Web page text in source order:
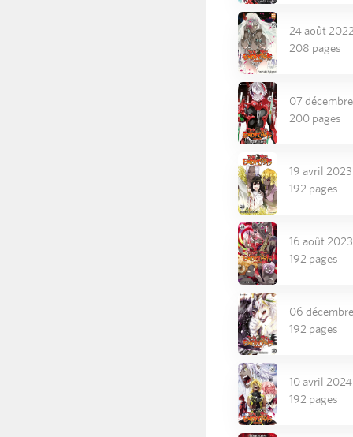
24 août 2022
208 pages
07
200 pages
19 avril 2023
192 pages
16 août 2023
192 pages
06
192 pages
10 avril 2024
192 pages